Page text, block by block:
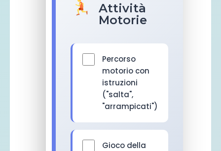
Attività
Motorie
Percorso
motorio con
istruzioni
("salta",
"arrampicati")
Gioco della